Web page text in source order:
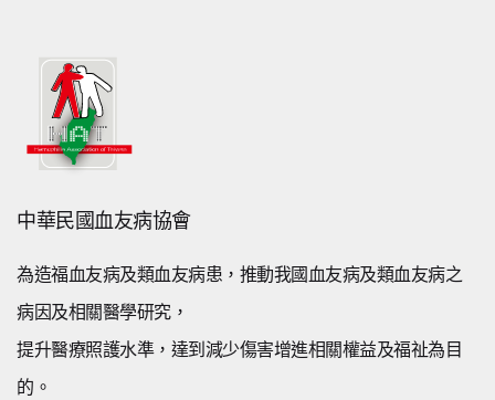
中華民國血友病協會
為造福血友病及類血友病患，推動我國血友病及類血友病之
病因及相關醫學研究，
提升醫療照護水準，達到減少傷害增進相關權益及福祉為目
的。